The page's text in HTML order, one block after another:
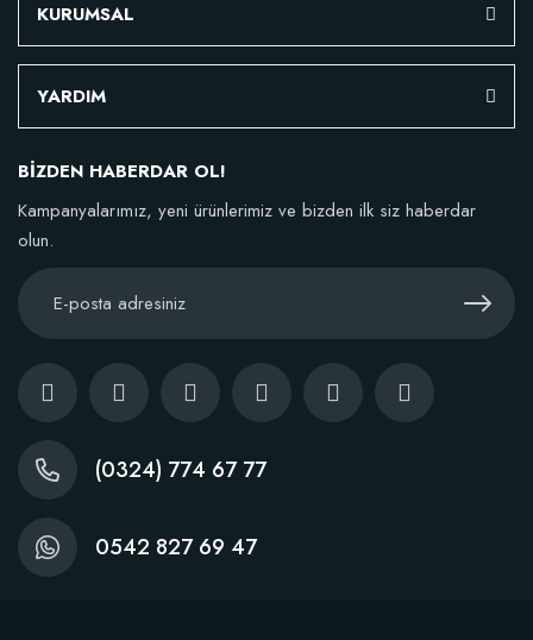
106,81 TL
KURUMSAL
YARDIM
BİZDEN HABERDAR OL!
Kampanyalarımız, yeni ürünlerimiz ve bizden ilk siz haberdar
olun.
(0324) 774 67 77
0542 827 69 47